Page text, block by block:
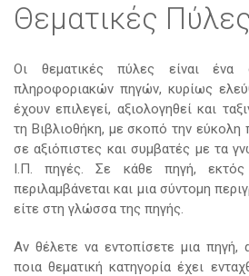
Θεματικές Πύλες
Οι θεματικές πύλες είναι ένα
πληροφοριακών πηγών, κυρίως
έχουν επιλεγεί, αξιολογηθεί και
τη Βιβλιοθήκη, με σκοπό την
σε αξιόπιστες και συμβατές με τα
Ι.Π. πηγές. Σε κάθε πηγή,
περιλαμβάνεται και μια σύντομη
είτε στη γλώσσα της πηγής.
Αν θέλετε να εντοπίσετε μια πηγή,
ποια θεματική κατηγορία έχει